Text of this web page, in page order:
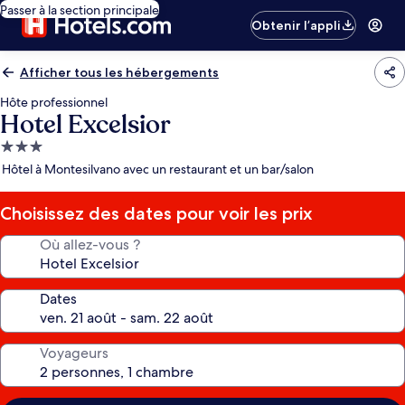
Passer à la section principale
Obtenir l’appli
Afficher tous les hébergements
Hôte professionnel
Hotel Excelsior
Hébergement
3.0 étoiles
Hôtel à Montesilvano avec un restaurant et un bar/salon
Choisissez des dates pour voir les prix
Où allez-vous ?
Dates
Voyageurs